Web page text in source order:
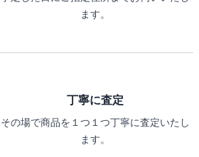
ます。
丁寧に査定
その場で商品を１つ１つ丁寧に査定いたし
ます。